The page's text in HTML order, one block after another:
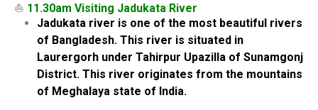
⛵ 11.30am Visiting Jadukata River
Jadukata river is one of the most beautiful rivers
of Bangladesh. This river is situated in
Laurergorh under Tahirpur Upazilla of Sunamgonj
District. This river originates from the mountains
of Meghalaya state of India.